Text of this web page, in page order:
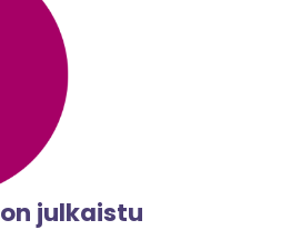
julkaistu